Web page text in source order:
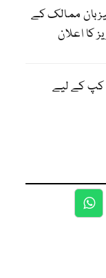
کے میزبان ممالک کے
کا اعلان
2027 ورلڈ کپ کے لیے